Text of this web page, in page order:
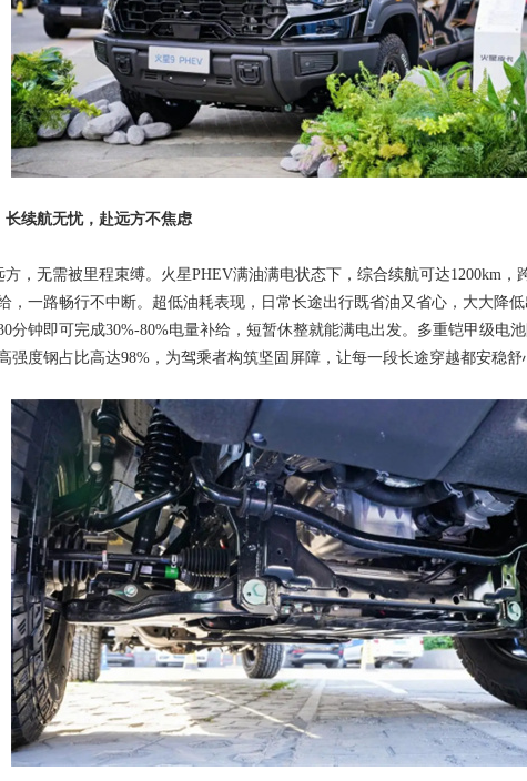
长续航无忧，赴远方不焦虑
方，无需被里程束缚。火星PHEV满油满电状态下，综合续航可达1200km，
，一路畅行不中断。超低油耗表现，日常长途出行既省油又省心，大大降
分钟即可完成30%-80%电量补给，短暂休整就能满电出发。多重铠甲级电
强度钢占比高达98%，为驾乘者构筑坚固屏障，让每一段长途穿越都安稳舒